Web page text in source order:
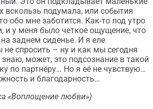
вскользь подумала, или события
обо мне заботится. Как-то под утро
и у меня было четкое ощущение, что
заднем сиденье. И я еле
не спросить – ну и как мы сегодня
может, это подсознание в такой
по партнёру… Но я её не чувствую…
и благодарность…
«Воплощение любви»)